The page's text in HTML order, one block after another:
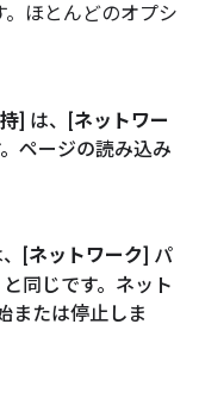
ほとんどのオプシ
] は、[ネットワー
ページの読み込み
[ネットワーク] パ
同じです。ネット
または停止しま